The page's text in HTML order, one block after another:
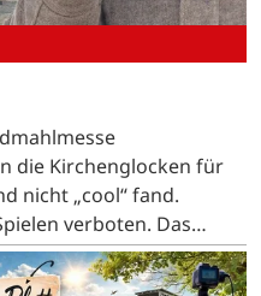
die Kirchenglocken für
nicht „cool“ fand.
verboten. Das
gabs Hering und